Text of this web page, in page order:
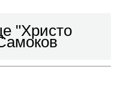
"Христо